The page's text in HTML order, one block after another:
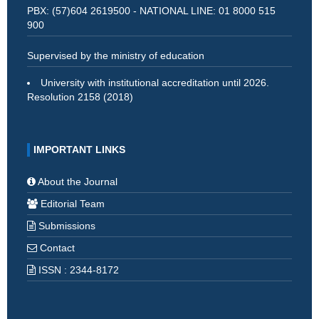
PBX: (57)604 2619500 - NATIONAL LINE: 01 8000 515
900
Supervised by the ministry of education
University with institutional accreditation until 2026.
Resolution 2158 (2018)
IMPORTANT LINKS
About the Journal
Editorial Team
Submissions
Contact
ISSN : 2344-8172